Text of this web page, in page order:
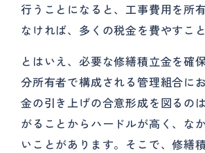
行うことになると、工事費用を所
なければ、多くの税金を費やすこ
とはいえ、必要な修繕積立金を確
分所有者で構成される管理組合に
金の引き上げの合意形成を図るの
がることからハードルが高く、な
いことがあります。そこで、修繕